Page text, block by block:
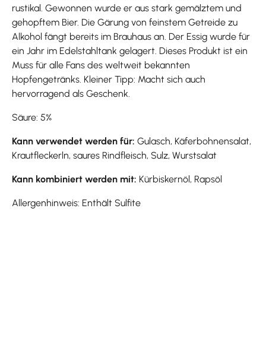
rustikal. Gewonnen wurde er aus stark gemälztem und
gehopftem Bier. Die Gärung von feinstem Getreide zu
Alkohol fängt bereits im Brauhaus an. Der Essig wurde für
ein Jahr im Edelstahltank gelagert. Dieses Produkt ist ein
Muss für alle Fans des weltweit bekannten
Hopfengetränks. Kleiner Tipp: Macht sich auch
hervorragend als Geschenk.
Säure: 5%
Kann verwendet werden für: Gulasch, Käferbohnensalat,
Krautfleckerln, saures Rindfleisch, Sulz, Wurstsalat
Kann kombiniert werden mit: Kürbiskernöl, Rapsöl
Allergenhinweis: Enthält Sulfite